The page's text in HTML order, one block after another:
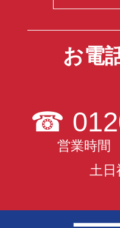
お電
☎
営業時間
土日